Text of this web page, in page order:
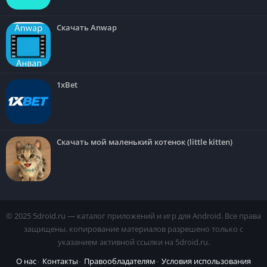
Скачать Anwap
1xBet
Скачать мой маленький котенок (little kitten)
© 2025 5droid.ru — каталог приложений и игр для Android. Все права
защищены, копирование материалов разрешено только с
указанием активной ссылки на 5droid.ru.
О нас
Контакты Правообладателям Условия использования